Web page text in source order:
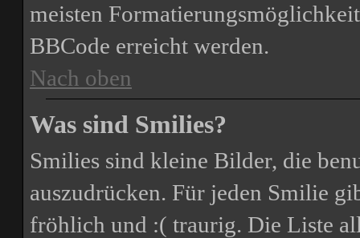
meisten
BBCode erreicht werden.
Nach oben
Was sind Smilies?
Smilies sind kleine Bilder, die
auszudrücken. Für jeden Smilie
fröhlich und :( traurig. Die Liste